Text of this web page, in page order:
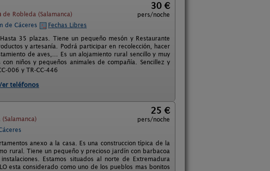
de Robleda (Salamanca)
30 €
pers/noche
de Cáceres
Fechas Libres
35 plazas. Tiene un pequeño mesón y Restaurante
y artesanía. Podrá participar en recolección, hacer
de aves,... Es un alojamiento rural sencillo y muy
niños y pequeños animales de compañía. Sencillez y
006 y TR-CC-446
teléfonos
25 €
pers/noche
anexo a la casa. Es una construccion típica de la
rural. Tiene un pequeño y precioso jardín con barbacoa
Estamos situados al norte de Extremadura
esta considerado como uno de los pueblos mas bonitos